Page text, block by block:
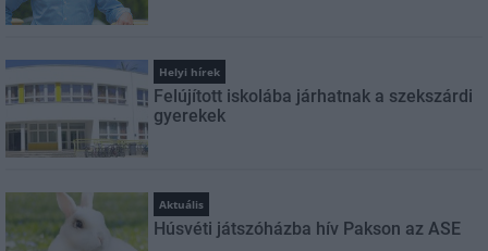
Helyi hírek
Felújított iskolába járhatnak a szekszárdi
gyerekek
Aktuális
Húsvéti játszóházba hív Pakson az ASE